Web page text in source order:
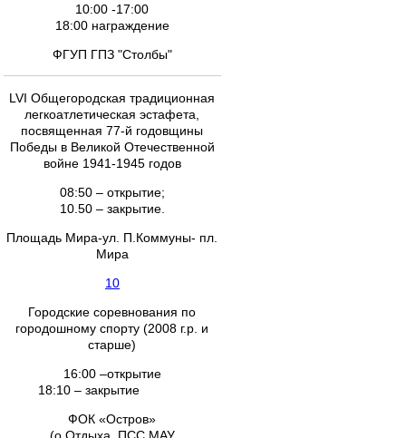
10:00 -17:00
18:00 награждение
ФГУП ГПЗ "Столбы"
LVI Общегородская традиционная
легкоатлетическая эстафета,
посвященная 77-й годовщины
Победы в Великой Отечественной
войне 1941-1945 годов
08:50 – открытие;
10.50 – закрытие.
Площадь Мира-ул. П.Коммуны- пл.
Мира
10
Городские соревнования по
городошному спорту (2008 г.р. и
старше)
16:00 –открытие
18:10 – закрытие
ФОК «Остров»